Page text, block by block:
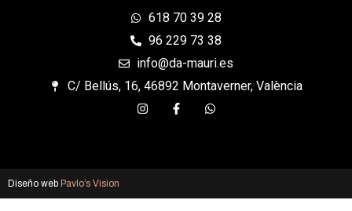
618 70 39 28
96 229 73 38
info@da-mauri.es
C/ Bellús, 16, 46892 Montaverner, València
Diseño web Pavlo’s Vision